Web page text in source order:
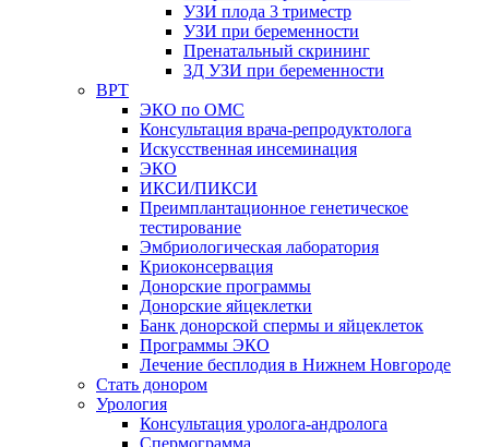
УЗИ плода 3 триместр
УЗИ при беременности
Пренатальный скрининг
3Д УЗИ при беременности
ВРТ
ЭКО по ОМС
Консультация врача-репродуктолога
Искусственная инсеминация
ЭКО
ИКСИ/ПИКСИ
Преимплантационное генетическое
тестирование
Эмбриологическая лаборатория
Криоконсервация
Донорские программы
Донорские яйцеклетки
Банк донорской спермы и яйцеклеток
Программы ЭКО
Лечение бесплодия в Нижнем Новгороде
Стать донором
Урология
Консультация уролога-андролога